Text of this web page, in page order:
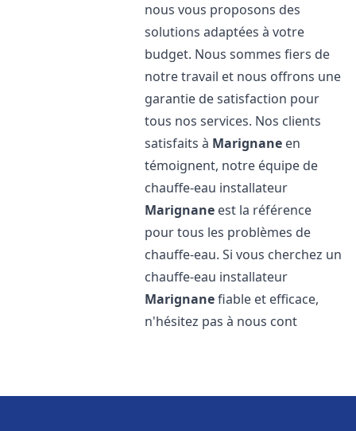
nous vous proposons des
solutions adaptées à votre
budget. Nous sommes fiers de
notre travail et nous offrons une
garantie de satisfaction pour
tous nos services. Nos clients
satisfaits à Marignane en
témoignent, notre équipe de
chauffe-eau installateur
Marignane est la référence
pour tous les problèmes de
chauffe-eau. Si vous cherchez un
chauffe-eau installateur
Marignanefiable et efficace,
n'hésitez pas à nous cont